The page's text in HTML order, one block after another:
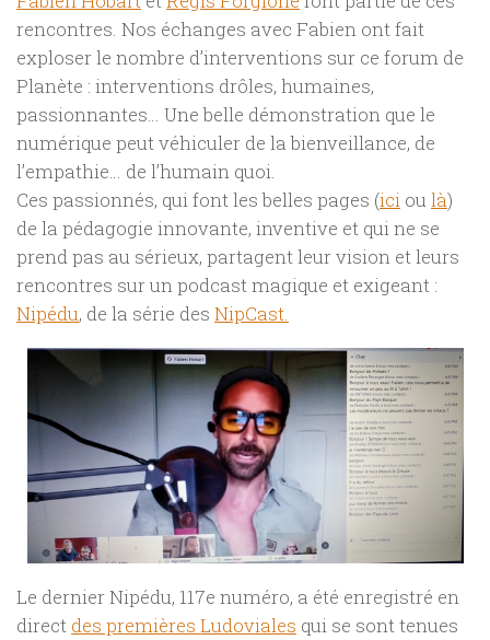
rencontres. Nos échanges avec Fabien ont fait
exploser le nombre d’interventions sur ce forum de
Planète : interventions drôles, humaines,
passionnantes… Une belle démonstration que le
numérique peut véhiculer de la bienveillance, de
l’empathie… de l’humain quoi.
Ces passionnés, qui font les belles pages (ici ou là)
de la pédagogie innovante, inventive et qui ne se
prend pas au sérieux, partagent leur vision et leurs
rencontres sur un podcast magique et exigeant :
Nipédu, de la série des NipCast.
Le dernier Nipédu, 117e numéro, a été enregistré en
direct des premières Ludoviales qui se sont tenues